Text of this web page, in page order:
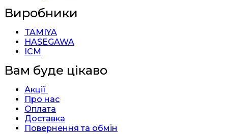
Виробники
TAMIYA
HASEGAWA
ICM
Вам буде цікаво
Акції
Про нас
Оплата
Доставка
Повернення та обмін